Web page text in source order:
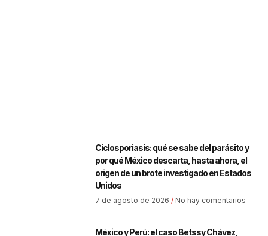
Ciclosporiasis: qué se sabe del parásito y
por qué México descarta, hasta ahora, el
origen de un brote investigado en Estados
Unidos
7 de agosto de 2026 No hay comentarios
México y Perú: el caso Betssy Chávez,